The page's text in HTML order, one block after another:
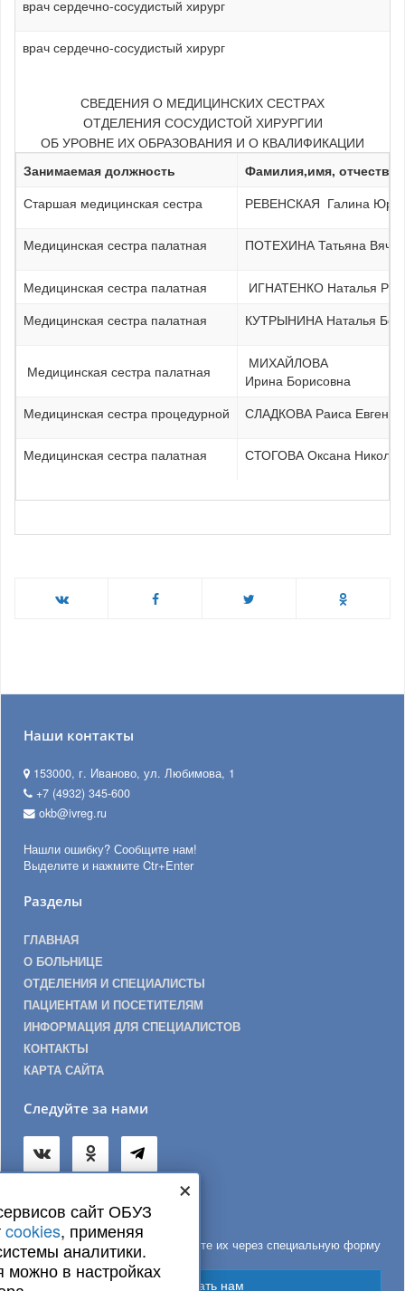
врач сердечно-сосудистый хирург
врач сердечно-сосудистый хирург
СВЕДЕНИЯ О МЕДИЦИНСКИХ СЕСТРАХ
ОТДЕЛЕНИЯ СОСУДИСТОЙ ХИРУРГИИ
ОБ УРОВНЕ ИХ ОБРАЗОВАНИЯ И О КВАЛИФИКАЦИИ
Занимаемая должность
Фамилия,имя, отчество
Старшая медицинская сестра
РЕВЕНСКАЯ Галина
Медицинская сестра палатная ПОТЕХИНА Татьяна
Медицинская сестра палатная
ИГНАТЕНКО Наталья
Медицинская сестра палатная
КУТРЫНИНА Наталья
Медицинская сестра палатная
МИХАЙЛОВА
Ирина Борисовна
Медицинская сестра процедурной
СЛАДКОВА Раиса
Медицинская сестра палатная СТОГОВА Оксана
Наши контакты
153000, г. Иваново, ул. Любимова, 1
+7 (4932) 345-600
okb@ivreg.ru
Нашли ошибку? Сообщите нам!
Выделите и нажмите Ctr+Enter
Разделы
ГЛАВНАЯ
О БОЛЬНИЦЕ
ОТДЕЛЕНИЯ И СПЕЦИАЛИСТЫ
ПАЦИЕНТАМ И ПОСЕТИТЕЛЯМ
ИНФОРМАЦИЯ ДЛЯ СПЕЦИАЛИСТОВ
КОНТАКТЫ
КАРТА САЙТА
Следуйте за нами
Обратная связь
Если у вас есть вопросы, задайте их через специальную форму
Написать нам
×
сайт ОБУЗ
cookies, применяя
аналитики.
можно в настройках